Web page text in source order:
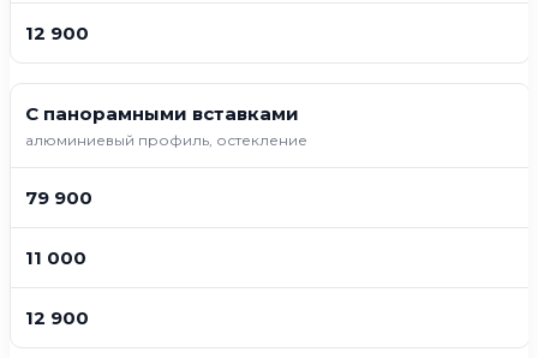
12 900
С панорамными вставками
алюминиевый профиль, остекление
79 900
11 000
12 900